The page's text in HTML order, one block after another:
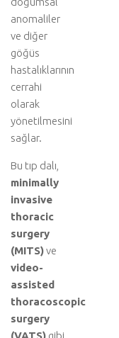
anomaliler
ve diğer
göğüs
hastalıklarının
cerrahi
olarak
yönetilmesini
sağlar.
Bu tıp dalı,
minimally
invasive
thoracic
surgery
(MITS)ve
video-
assisted
thoracoscopic
surgery
(VATS) gibi